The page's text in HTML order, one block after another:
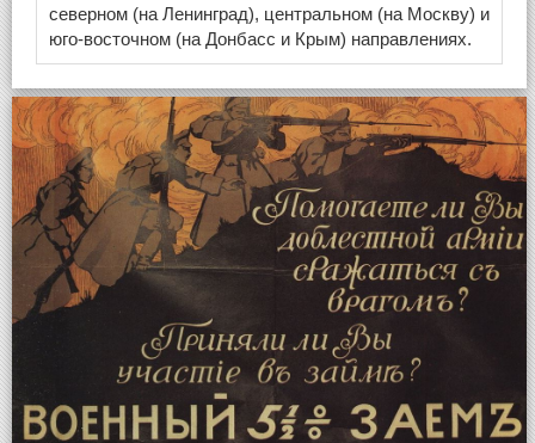
северном (на Ленинград), центральном (на Москву) и
юго-восточном (на Донбасс и Крым) направлениях.